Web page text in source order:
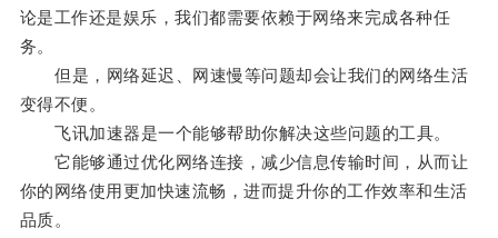
论是工作还是娱乐，我们都需要依赖于网络来完成各种任
务。
但是，网络延迟、网速慢等问题却会让我们的网络生活
变得不便。
飞讯加速器是一个能够帮助你解决这些问题的工具。
它能够通过优化网络连接，减少信息传输时间，从而让
你的网络使用更加快速流畅，进而提升你的工作效率和生活
品质。